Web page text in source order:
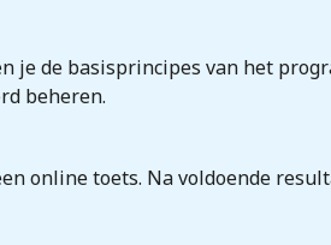
je de basisprincipes van het
beheren.
online toets. Na voldoende